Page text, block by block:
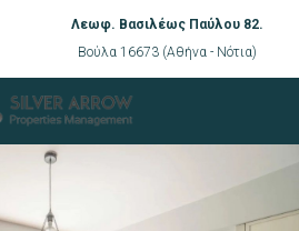
Λεωφ. Βασιλέως Παύλου 82.
Βούλα 16673 (Αθήνα - Νότια)